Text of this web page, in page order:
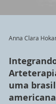
Anna Clara
uma
americana